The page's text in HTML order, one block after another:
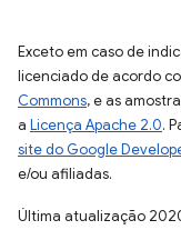
Exceto em caso de
licenciado de acordo
Commons, e as
a Licença Apache 2.0.
site do Google
e/ou afiliadas.
Última atualização